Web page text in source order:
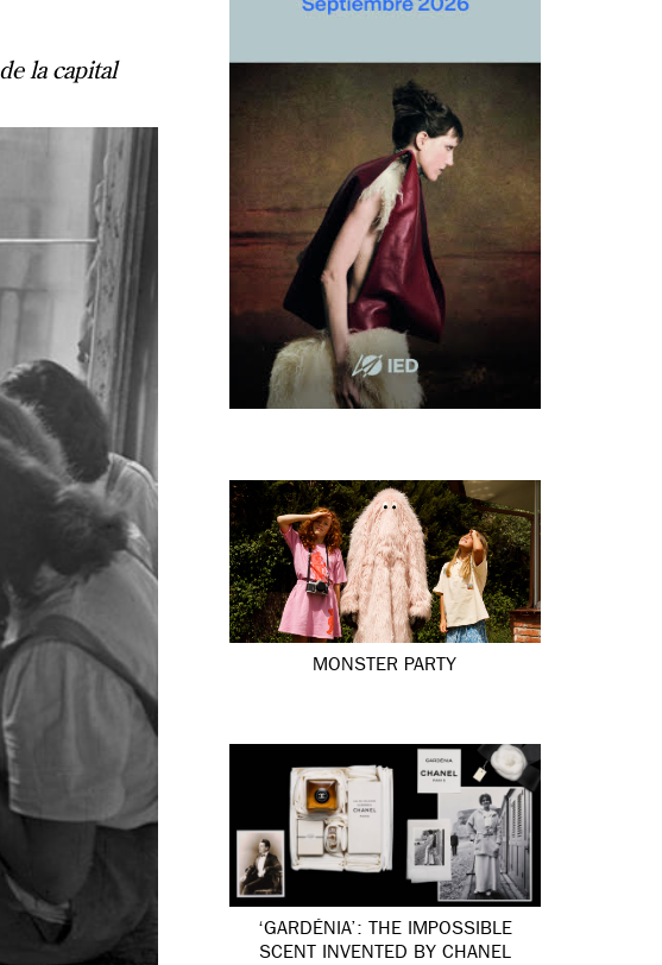
la capital
MONSTER PARTY
‘GARDÉNIA’: THE IMPOSSIBLE
SCENT INVENTED BY CHANEL